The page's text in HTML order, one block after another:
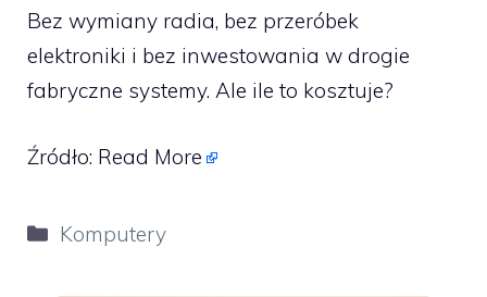
Bez wymiany radia, bez przeróbek
elektroniki i bez inwestowania w drogie
fabryczne systemy. Ale ile to kosztuje?
Źródło: Read More
Kategorie
Komputery